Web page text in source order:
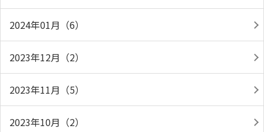
2024年01月（6）
2023年12月（2）
2023年11月（5）
2023年10月（2）